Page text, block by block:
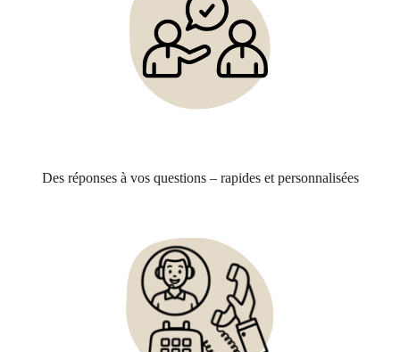
Des réponses à vos questions – rapides et personnalisées